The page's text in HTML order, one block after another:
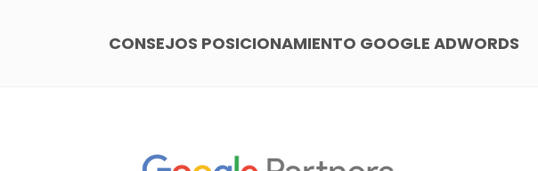
CONSEJOS POSICIONAMIENTO GOOGLE ADWORDS